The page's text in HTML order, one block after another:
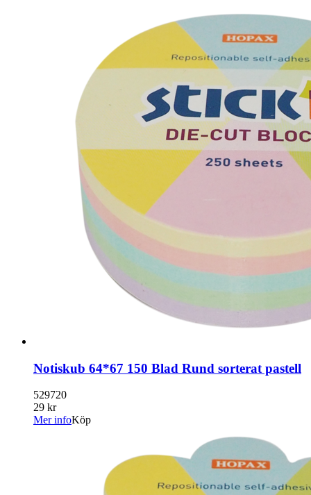
Notiskub 64*67 150 Blad Rund sorterat pastell
529720
29 kr
Mer infoKöp